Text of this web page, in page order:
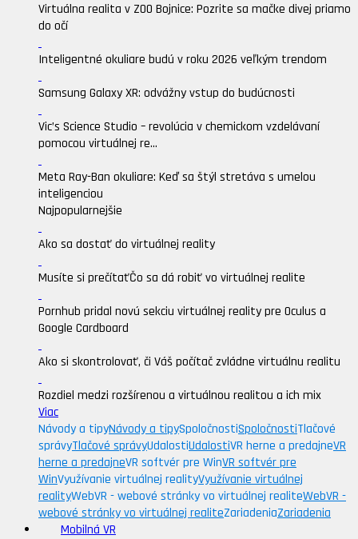
Virtuálna realita v ZOO Bojnice: Pozrite sa mačke divej priamo
do očí
Inteligentné okuliare budú v roku 2026 veľkým trendom
Samsung Galaxy XR: odvážny vstup do budúcnosti
Vic’s Science Studio – revolúcia v chemickom vzdelávaní
pomocou virtuálnej re...
Meta Ray-Ban okuliare: Keď sa štýl stretáva s umelou
inteligenciou
Najpopularnejšie
Ako sa dostať do virtuálnej reality
Musíte si prečítaťČo sa dá robiť vo virtuálnej realite
Pornhub pridal novú sekciu virtuálnej reality pre Oculus a
Google Cardboard
Ako si skontrolovať, či Váš počítač zvládne virtuálnu realitu
Rozdiel medzi rozšírenou a virtuálnou realitou a ich mix
Viac
Návody a tipyNávody a tipySpoločnostiSpoločnostiTlačové
správyTlačové správyUdalostiUdalostiVR herne a predajneVR
herne a predajneVR softvér pre WinVR softvér pre
WinVyužívanie virtuálnej realityVyužívanie virtuálnej
realityWebVR - webové stránky vo virtuálnej realiteWebVR -
webové stránky vo virtuálnej realiteZariadeniaZariadenia
Mobilná VR